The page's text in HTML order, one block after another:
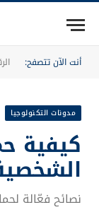
أنت الآن تتصفح:
مدونات التكنولوجيا
كيفية
نصائح فعّالة